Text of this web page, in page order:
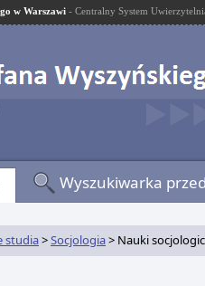
w Warszawi - Centralny System
Wyszukiwarka
studia>Socjologia> Nauki